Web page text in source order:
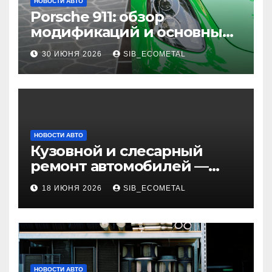
Porsche 911: обзор
модификаций и основные
характеристики
30 ИЮНЯ 2026 SIB_ECOMETAL
НОВОСТИ АВТО
Кузовной и слесарный
ремонт автомобилей —
наличие оригинальных
запчастей и типичные
сроки выполнения работ
18 ИЮНЯ 2026 SIB_ECOMETAL
НОВОСТИ АВТО